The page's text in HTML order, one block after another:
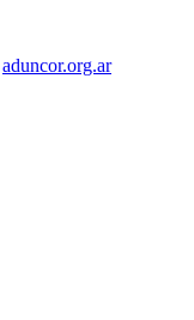
aduncor.org.ar